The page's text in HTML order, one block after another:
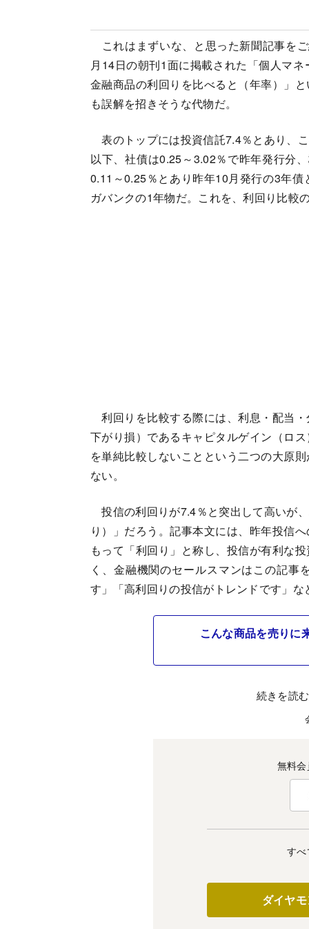
これはまずいな、と思った新聞記事を
月14日の朝刊1面に掲載された「個人マ
金融商品の利回りを比べると（年率）」
も誤解を招きそうな代物だ。
表のトップには投資信託7.4％とあり、
以下、社債は0.25～3.02％で昨年発行分
0.11～0.25％とあり昨年10月発行の3年
ガバンクの1年物だ。これを、利回り比較
利回りを比較する際には、利息・配当
下がり損）であるキャピタルゲイン（ロ
を単純比較しないことという二つの大原
ない。
投信の利回りが7.4％と突出して高いが
り）」だろう。記事本文には、昨年投信
もって「利回り」と称し、投信が有利な
く、金融機関のセールスマンはこの記事
す」「高利回りの投信がトレンドです」な
こんな商品を売りに
続きを読
無料会
すべ
ダイヤ